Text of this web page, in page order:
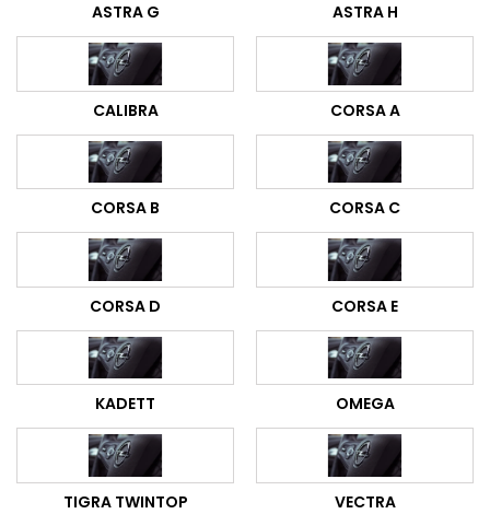
ASTRA G ASTRA H
CALIBRA CORSA A
CORSA B CORSA C
CORSA D CORSA E
KADETT OMEGA
TIGRA TWINTOP VECTRA